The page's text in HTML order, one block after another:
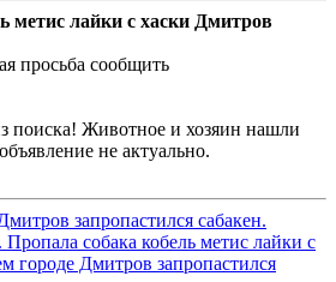
метис лайки с хаски Дмитров
просьба сообщить
запропастился сабакен.
собака кобель метис лайки с
городе Дмитров запропастился